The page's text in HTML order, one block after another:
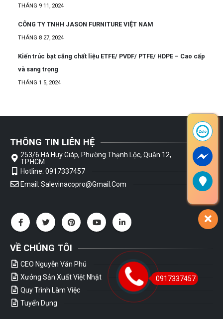
THÁNG 9 11, 2024
CÔNG TY TNHH JASON FURNITURE VIỆT NAM
THÁNG 8 27, 2024
Kiến trúc bạt căng chất liệu ETFE/ PVDF/ PTFE/ HDPE – Cao cấp
và sang trọng
THÁNG 1 5, 2024
THÔNG TIN LIÊN HỆ
253/6 Hà Huy Giáp, Phường Thạnh Lộc, Quận 12,
TP.HCM
Hotline: 0917337457
Email: Salevinacopro@gmail.com
VỀ CHÚNG TÔI
CEO Nguyễn Văn Phú
Xưởng Sản Xuất Việt Nhật
Quy Trình Làm Việc
Tuyển Dụng
0917337457